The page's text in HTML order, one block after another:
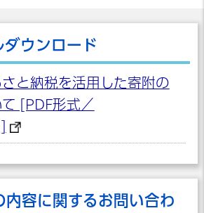
ダウンロード
と納税を活用した寄附の
[PDF形式／
内容に関するお問い合わ